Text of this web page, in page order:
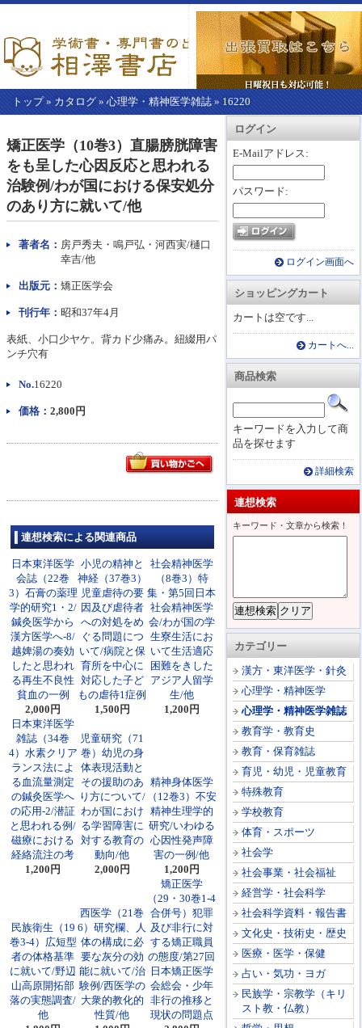
トップ» カタログ » 心理学・精神医学雑誌 » 16220
カートを見る
ログイン
E-Mailアドレス:
パスワード:
ログイン画面へ
ショッピングカート
カートは空です...
カートへ...
商品検索
キーワードを入力して商
品を探せます
詳細検索
連想検索
キーワード・文章から検索！
カテゴリー
漢方・東洋医学・針灸
心理学・精神医学
心理学・精神医学雑誌
教育学・教育史
教育・保育雑誌
育児・幼児・児童教育
特殊教育
学校教育
体育・スポーツ
社会学
社会事業・社会福祉
経営学・社会科学
社会科学資料・報告書
文化史・技術史・歴史
医療・医学・保健
占い・気功・ヨガ
民族学・宗教学（キリ
スト教・仏教）
こ
か
ら
本
文】
矯正医学（10巻3）直腸膀胱障害
をも呈した心因反応と思われる
治験例/わが国における保安処分
のあり方に就いて/他
著者名： 房戸秀夫・鳴戸弘・河西実/樋口
幸吉/他
出版元： 矯正医学会
刊行年： 昭和37年4月
表紙、小口少ヤケ。背カド少痛み。紐綴用パ
ンチ穴有
No.16220
価格： 2,800円
連想検索による関連商品
日本東洋医学
会誌（22巻
3）石膏の薬理
学的研究1・2/
鍼灸医学から
漢方医学へ-8/
越婢湯の奏効
したと思われ
る再生不良性
貧血の一例
2,000円
小児の精神と
神経（37巻3）
児童虐待の要
因及び虐待者
への対処をめ
ぐる問題につ
いて/病院と保
育所を中心に
対応した子ど
もの虐待1症例
1,500円
社会精神医学
（8巻3）特
集・第5回日本
社会精神医学
会/わが国の学
生寮生活にお
いて生活適応
困難をきした
アジア人留学
生/他
1,200円
日本東洋医学
雑誌（34巻
4）水素クリア
ランス法によ
る血流量測定
の鍼灸医学へ
の応用-2/潜証
と思われる例/
磁療における
経絡流注の考
1,200円
児童研究（71
巻）幼児の身
体表現活動と
その援助のあ
り方について/
わが国におけ
る学習障害に
対する教育の
動向/他
2,000円
精神身体医学
（12巻3）不安
精神生理学的
研究/いわゆる
心因性発声障
害の一例/他
1,200円
民族衛生（19
巻3-4）広短型
者の体格基準
に就いて/野辺
山高原開拓部
落の実態調査/
他
西医学（21巻
6）研究欄、人
体の構成に必
要な灰分の効
能に就いて/治
験例/西医学の
大衆的教化的
性質/他
矯正医学
（29・30巻1-4
合併号）犯罪
及び非行に対
する矯正職員
の態度/第27回
日本矯正医学
会総会・少年
非行の推移と
現状の問題点